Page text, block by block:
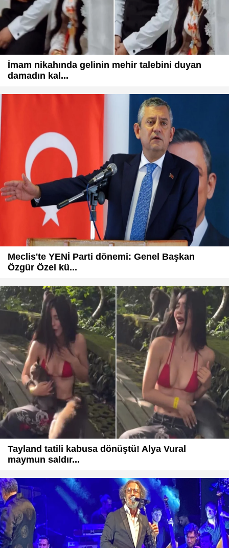
İmam nikahında gelinin mehir talebini duyan
damadın kal...
Meclis'te YENİ Parti dönemi: Genel Başkan
Özgür Özel kü...
Tayland tatili kabusa dönüştü! Alya Vural
maymun saldır...